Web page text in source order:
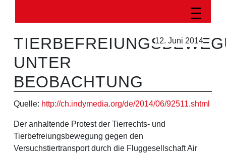
12. Juni 2014
UNTER
BEOBACHTUNG
Quelle: http://ch.indymedia.org/de/2014/06/92511.shtml
Der anhaltende Protest der Tierrechts- und
Tierbefreiungsbewegung gegen den
Versuchstiertransport durch die Fluggesellschaft Air